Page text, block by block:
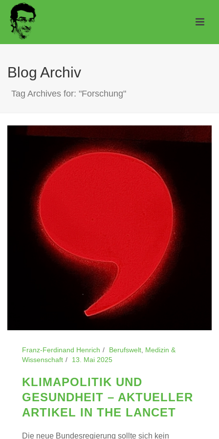
Blog Archiv
Tag Archives for: "Forschung"
Franz-Ferdinand Henrich Berufswelt Medizin &
Wissenschaft
13. Mai 2025
KLIMAPOLITIK UND
GESUNDHEIT – AKTUELLER
ARTIKEL IN THE LANCET
Die neue Bundesregierung sollte sich kein